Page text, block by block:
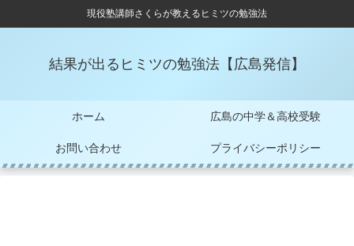
現役塾講師さくらが教えるヒミツの勉強法
結果が出るヒミツの勉強法【広島発信】
ホーム 広島の中学＆高校受験
お問い合わせ プライバシーポリシー